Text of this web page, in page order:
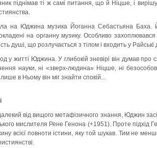
піднімав ті ж самі питання, що й Ніцше, і
на Юджина музика Йоганна Себастьяна Баха.
на органну музику. Особливо
душі, що розлучається з тілом і входить у Райські
у житті Юджина. У глибокій зневірі він думав про
науки, ні «зверх-людина» Ніцше, ні
в Ньому він міг знайти спокій...
від вищого метафізичного знання, Юджин
мислителя Рене Генона (+1951). Проте підхід
всієї повноти істини, яку той шукав. Тим не